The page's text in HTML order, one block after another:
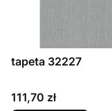
tapeta 32227
Cena
111,70 zł